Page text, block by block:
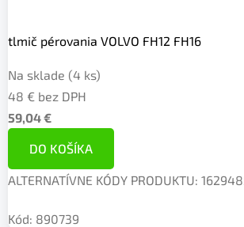
tlmič pérovania VOLVO FH12 FH16
Na sklade (4 ks)
48 € bez DPH
59,04 €
DO KOŠÍKA
ALTERNATÍVNE KÓDY PRODUKTU:
Kód: 890739